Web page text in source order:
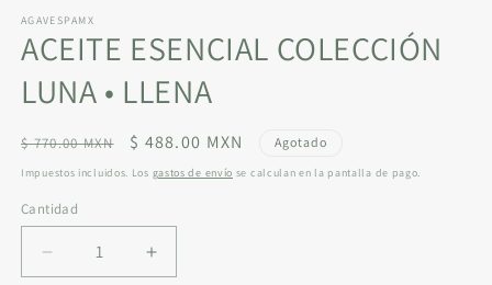
multimedia
1
en
ventana
modal
AGAVESPAMX
ACEITE ESENCIAL COLECCIÓN
LUNA • LLENA
Precio
habitual
$ 770.00 MXN
Precio
de
$ 488.00 MXN Agotado
Impuestos incluidos. Los gastos de envío se calculan en la pantalla de pago.
Cantidad
Reducir
Aumentar